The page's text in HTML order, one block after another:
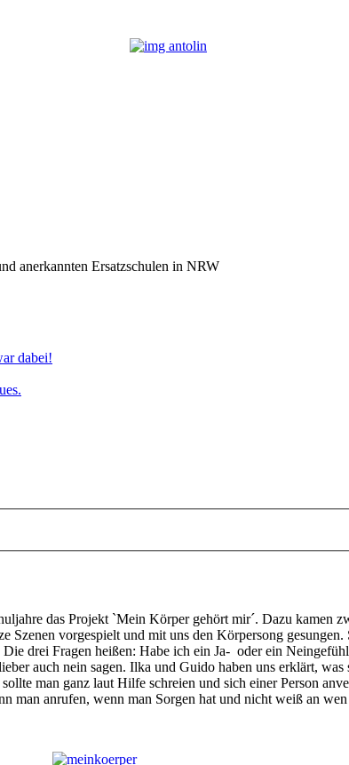
anerkannten Ersatzschulen in NRW
dabei!
das Projekt `Mein Körper gehört mir´. Dazu kamen
vorgespielt und mit uns den Körpersong
drei Fragen heißen: Habe ich ein Ja- oder ein
auch nein sagen. Ilka und Guido haben uns erklärt,
man ganz laut Hilfe schreien und sich einer Person
man anrufen, wenn man Sorgen hat und nicht weiß an